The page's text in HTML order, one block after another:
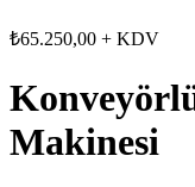
₺65.250,00 + KDV
Makinesi